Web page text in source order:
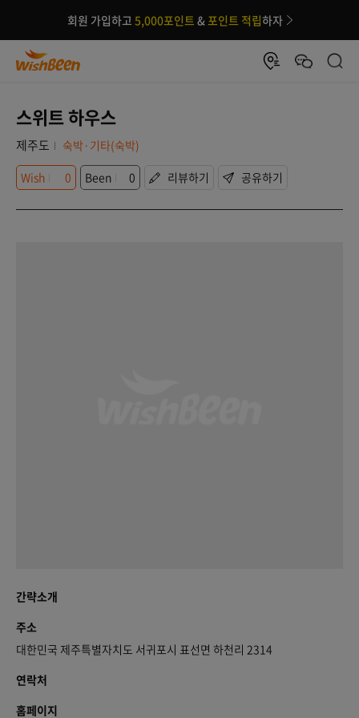
회원 가입하고 5,000포인트 &포인트 적립하자
스위트 하우스
제주도
숙박·기타(숙박)
Wish
0 Been 0 리뷰하기 공유하기
간략소개
주소
대한민국 제주특별자치도 서귀포시 표선면 하천리 2314
연락처
홈페이지